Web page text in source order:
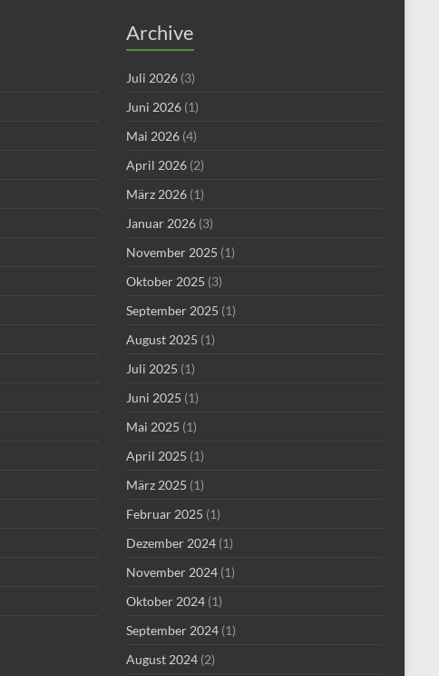
Archive
Juli 2026 (3)
Juni 2026 (1)
Mai 2026 (4)
April 2026 (2)
März 2026 (1)
Januar 2026 (3)
November 2025 (1)
Oktober 2025 (3)
September 2025 (1)
August 2025 (1)
Juli 2025 (1)
Juni 2025 (1)
Mai 2025 (1)
April 2025 (1)
März 2025 (1)
Februar 2025 (1)
Dezember 2024 (1)
November 2024 (1)
Oktober 2024 (1)
September 2024 (1)
August 2024 (2)